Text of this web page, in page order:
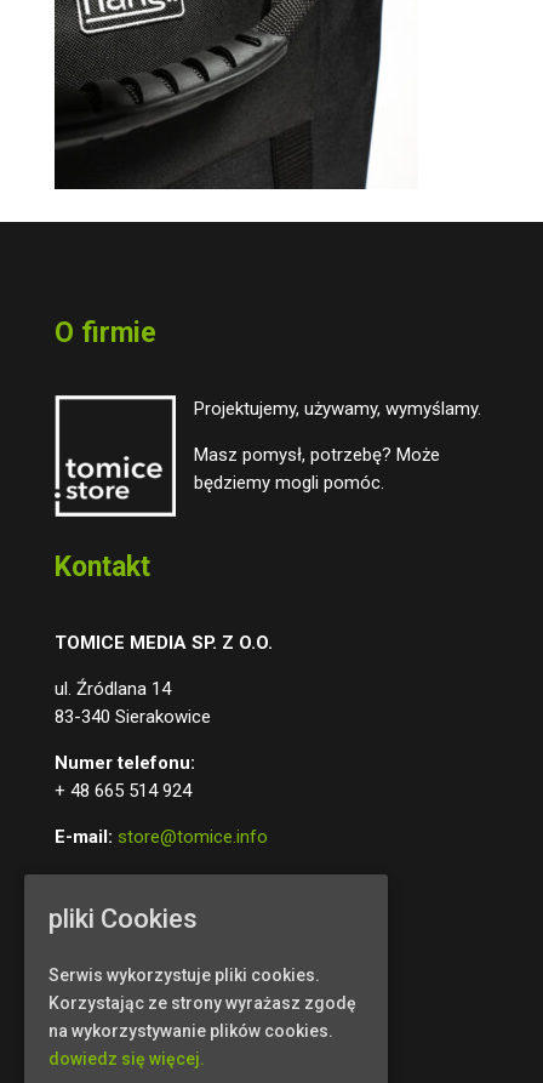
O firmie
Projektujemy, używamy, wymyślamy.
Masz pomysł, potrzebę? Może
będziemy mogli pomóc.
Kontakt
TOMICE MEDIA SP. Z O.O.
ul. Źródlana 14
83-340 Sierakowice
Numer telefonu:
+ 48 665 514 924
E-mail: store@tomice.info
Polecamy:
pliki Cookies
Serwis wykorzystuje pliki cookies.
Korzystając ze strony wyrażasz zgodę
na wykorzystywanie plików cookies.
dowiedz się więcej.